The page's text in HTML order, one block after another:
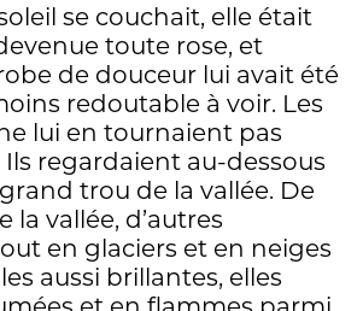
se couchait, elle était
toute rose, et
de douceur lui avait été
redoutable à voir. Les
lui en tournaient pas
Ils regardaient au-dessous
grand trou de la vallée. De
la vallée, d’autres
en glaciers et en neiges
aussi brillantes, elles